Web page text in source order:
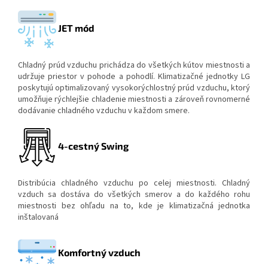
JET mód
Chladný prúd vzduchu prichádza do všetkých kútov miestnosti a
udržuje priestor v pohode a pohodlí. Klimatizačné jednotky LG
poskytujú optimalizovaný vysokorýchlostný prúd vzduchu, ktorý
umožňuje rýchlejšie chladenie miestnosti a zároveň rovnomerné
dodávanie chladného vzduchu v každom smere.
4-cestný Swing
Distribúcia chladného vzduchu po celej miestnosti. Chladný
vzduch sa dostáva do všetkých smerov a do každého rohu
miestnosti bez ohľadu na to, kde je klimatizačná jednotka
inštalovaná
Komfortný vzduch